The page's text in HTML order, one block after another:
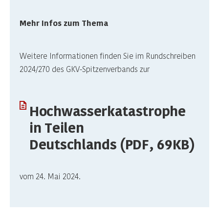
Mehr Infos zum Thema
Weitere Informationen finden Sie im Rundschreiben
2024/270 des GKV-Spitzenverbands zur
Hochwasserkatastrophe
in Teilen
Deutschlands (PDF, 69KB)
vom 24. Mai 2024.